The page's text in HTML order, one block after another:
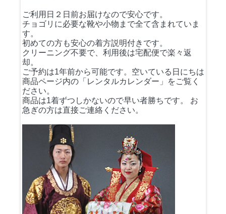
ご利用日２日前お届けなので安心です。
チョゴリに必要な靴や小物まで全て含まれていま
す。
初めての方も安心の着方説明付きです。
クリーニング不要で、利用後は宅配便で楽々返
却。
ご予約は1年前から可能です。空いている日にちは
商品ページ内の「レンタルカレンダー」をご覧く
ださい。
商品は1着ずつしかないので早い者勝ちです。 お
急ぎの方は直接ご連絡ください。